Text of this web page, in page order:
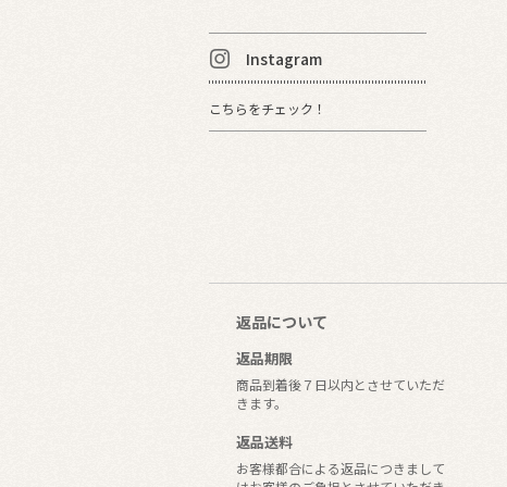
Instagram
こちらをチェック！
返品について
返品期限
商品到着後７日以内とさせていただ
きます。
返品送料
お客様都合による返品につきまして